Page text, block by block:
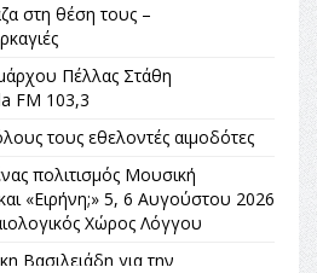
στη θέση τους –
Πέλλας Στάθη
FM 103,3
τους εθελοντές αιμοδότες
πολιτισμός Μουσική
«Ειρήνη;» 5, 6 Αυγούστου 2026
Χώρος Λόγγου
Βασιλειάδη για την